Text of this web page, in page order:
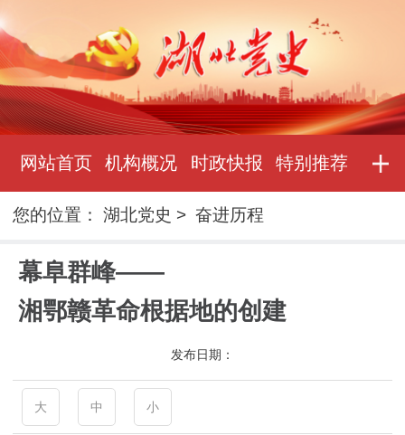
网站首页 机构概况 时政快报 特别推荐
您的位置：湖北党史 >奋进历程
幕阜群峰——
湘鄂赣革命根据地的创建
发布日期：
大 中 小